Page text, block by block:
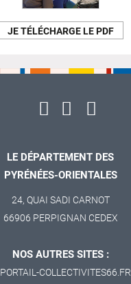
JE TÉLÉCHARGE LE PDF
LE DÉPARTEMENT DES
PYRÉNÉES-ORIENTALES
24, QUAI SADI CARNOT
66906 PERPIGNAN CEDEX
NOS AUTRES SITES :
PORTAIL-COLLECTIVITES66.FR